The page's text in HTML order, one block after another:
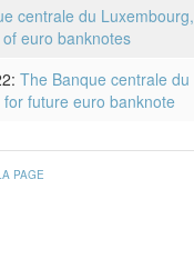
centrale du
euro banknotes
The Banque centrale
future euro banknote
PAGE